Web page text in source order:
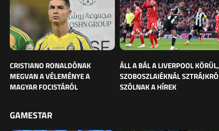
CRISTIANO RONALDÓNAK
MEGVAN A VÉLEMÉNYE A
MAGYAR FOCISTÁRÓL
ÁLL A BÁL A LIVERPOOL KÖRÜL,
SZOBOSZLAIÉKNÁL
SZÓLNAK A HÍREK
GAMESTAR